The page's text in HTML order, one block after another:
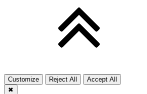
Customize Reject All
Accept All
✖